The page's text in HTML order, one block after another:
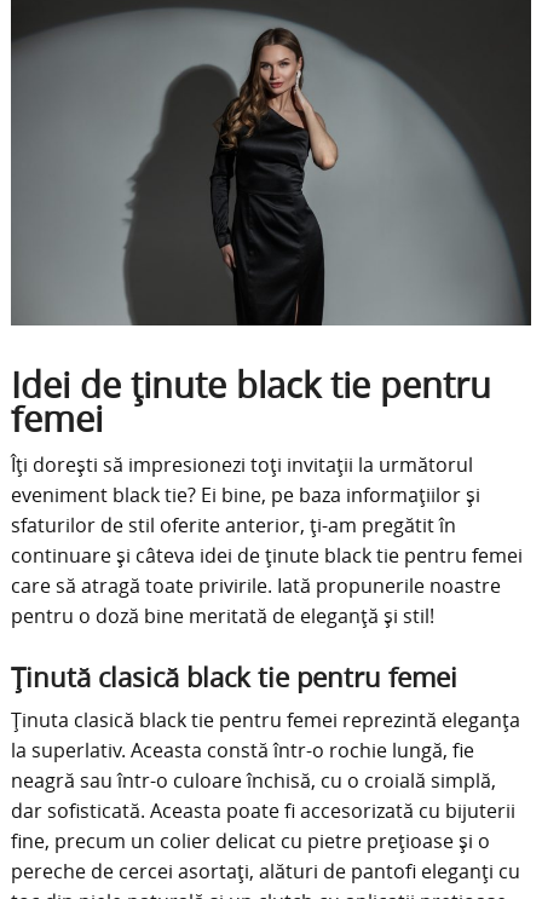
Idei de ținute black tie pentru
femei
Îți dorești să impresionezi toți invitații la următorul
eveniment black tie? Ei bine, pe baza informațiilor și
sfaturilor de stil oferite anterior, ți-am pregătit în
continuare și câteva idei de ținute black tie pentru femei
care să atragă toate privirile. Iată propunerile noastre
pentru o doză bine meritată de eleganță și stil!
Ținută clasică black tie pentru femei
Ținuta clasică black tie pentru femei reprezintă eleganța
la superlativ. Aceasta constă într-o rochie lungă, fie
neagră sau într-o culoare închisă, cu o croială simplă,
dar sofisticată. Aceasta poate fi accesorizată cu bijuterii
fine, precum un colier delicat cu pietre prețioase și o
pereche de cercei asortați, alături de pantofi eleganți cu